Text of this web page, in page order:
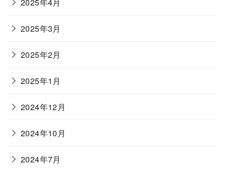
2025年3月
2025年2月
2025年1月
2024年12月
2024年10月
2024年7月